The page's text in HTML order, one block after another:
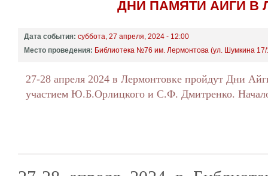
ДНИ ПАМЯТИ АЙГИ В
Дата события: суббота, 27 апреля, 2024 - 12:00
Место проведения: Библиотека №76 им. Лермонтова (ул. Шумкина 17/
27-28 апреля 2024 в Лермонтовке пройдут Дни
участием Ю.Б.Орлицкого и С.Ф. Дмитренко.